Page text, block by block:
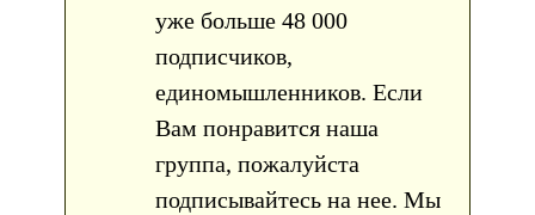
уже больше 48 000
подписчиков,
единомышленников. Если
Вам понравится наша
группа, пожалуйста
подписывайтесь на нее. Мы